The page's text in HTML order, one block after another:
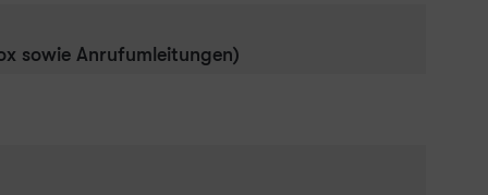
sowie Anrufumleitungen)